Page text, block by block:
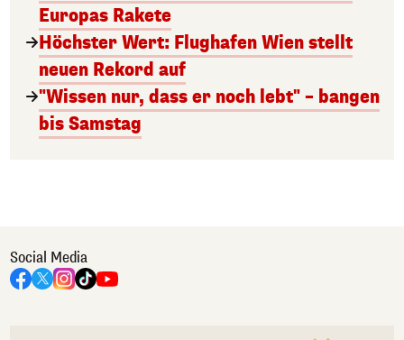
Europas Rakete
Höchster Wert: Flughafen Wien stellt
neuen Rekord auf
"Wissen nur, dass er noch lebt" – bangen
bis Samstag
Social Media